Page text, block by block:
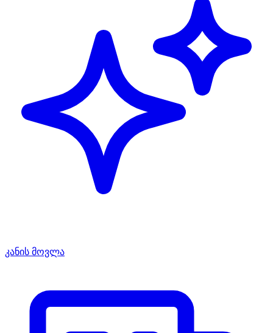
კანის მოვლა